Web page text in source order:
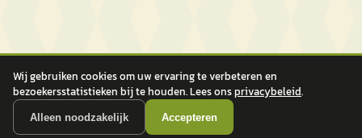
Wij gebruiken cookies om uw ervaring te verbeteren en
bezoekersstatistieken bij te houden. Lees onsprivacybeleid.
Alleen noodzakelijk Accepteren